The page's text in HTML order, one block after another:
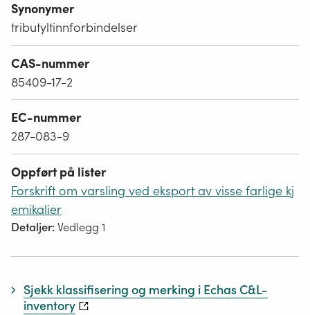
Synonymer
tributyltinnforbindelser
CAS-nummer
85409-17-2
EC-nummer
287-083-9
Oppført på lister
Forskrift om varsling ved eksport av visse farlige kj
emikalier
Detaljer:Vedlegg 1
Sjekk klassifisering og merking i Echas C&L-
inventory